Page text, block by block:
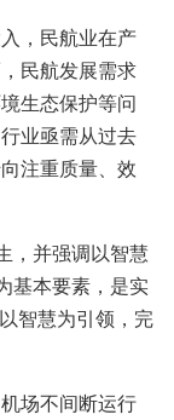
，民航业在产
民航发展需求
生态保护等问
业亟需从过去
注重质量、效
，并强调以智慧
基本要素，是实
智慧为引领，完
场不间断运行